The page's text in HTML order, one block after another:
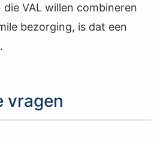
VAL willen combineren
bezorging, is dat een
vragen